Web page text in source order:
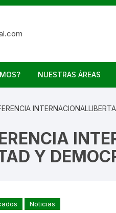
NUESTRAS ÁREAS
Y
Noticias